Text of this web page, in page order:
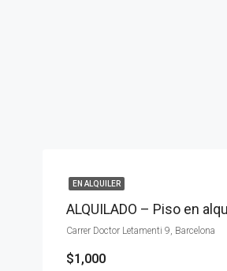
EN ALQUILER
ALQUILADO – Piso en
Carrer Doctor Letamenti 9, Barcelona
$1,000